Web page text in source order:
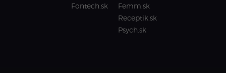
Fontech.sk
Femm.sk
Receptik.sk
Psych.sk